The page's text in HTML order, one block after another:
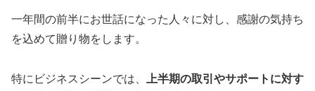
一年間の前半にお世話になった人々に対し、感謝の気持ち
を込めて贈り物をします。
特にビジネスシーンでは、
上半期の取引やサポートに対す